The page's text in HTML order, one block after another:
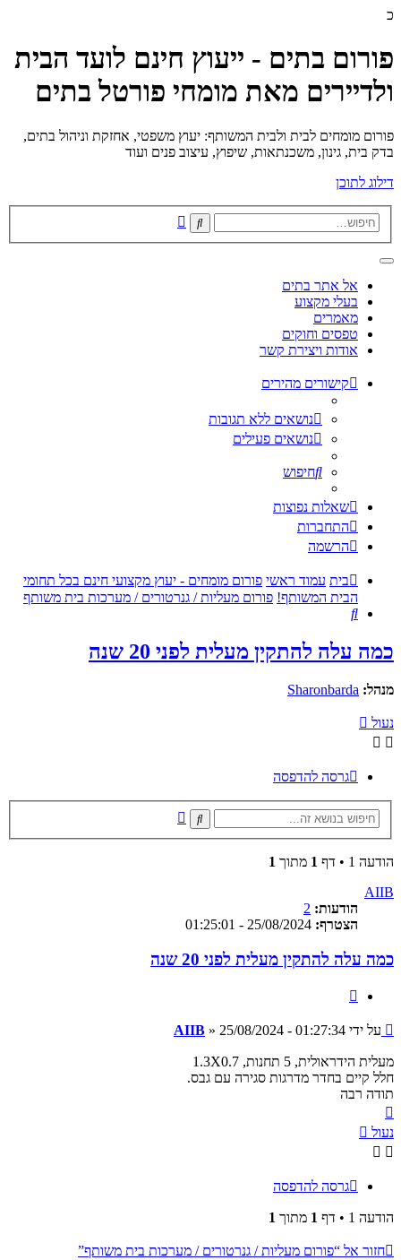
כ
פורום בתים - ייעוץ חינם לועד הבית
ולדיירים מאת מומחי פורטל בתים
פורום מומחים לבית ולבית המשותף: יעוץ משפטי, אחזקת וניהול בתים,
בדק בית, גינון, משכנתאות, שיפוץ, עיצוב פנים ועוד
דילוג לתוכן
חיפוש
אל אתר בתים
בעלי מקצוע
מאמרים
טפסים וחוקים
אודות ויצירת קשר
קישורים מהירים
נושאים ללא תגובות
נושאים פעילים
חיפוש
שאלות נפוצות
התחברות
הרשמה
בית עמוד ראשי פורום מומחים - יעוץ מקצועי חינם בכל תחומי
הבית המשותף! פורום מעליות / גנרטורים / מערכות בית משותף
חיפוש
כמה עלה להתקין מעלית לפני 20 שנה
מנהל: Sharonbarda
נעול
גרסה להדפסה
חיפוש
הודעה 1 • דף 1 מתוך 1
AIIB
הודעות: 2
הצטרף:
כמה עלה להתקין מעלית לפני 20 שנה
שליחה
על ידי AIIB » 25/08/2024 - 01:27:34
מעלית הידראולית, 5 תחנות, 1.3X0.7
חלל קיים בחדר מדרגות סגירה עם גבס.
תודה רבה
למעלהנעול
גרסה להדפסה
הודעה 1 • דף 1 מתוך 1
חזור אל “פורום מעליות / גנרטורים / מערכות בית משותף”